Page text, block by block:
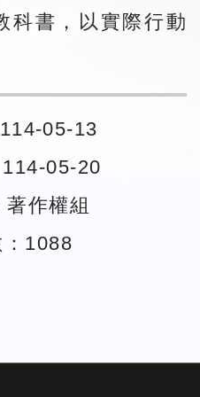
科書，以實際行動
05-13
05-20
作權組
1088